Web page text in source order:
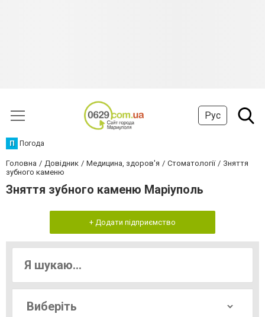
Рус
П Погода
Головна Довідник Медицина, здоров'я Стоматології
Зняття
зубного каменю
Зняття зубного каменю Маріуполь
+ Додати підприємство